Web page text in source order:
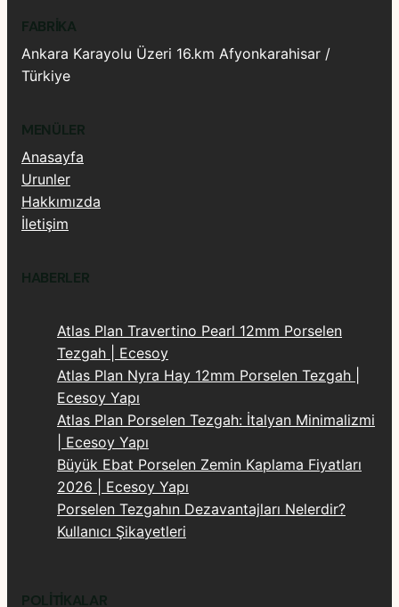
FABRIKA
Ankara Karayolu Üzeri 16.km Afyonkarahisar /
Türkiye
MENÜLER
Anasayfa
Urunler
Hakkımızda
İletişim
HABERLER
Atlas Plan Travertino Pearl 12mm Porselen
Tezgah | Ecesoy
Atlas Plan Nyra Hay 12mm Porselen Tezgah |
Ecesoy Yapı
Atlas Plan Porselen Tezgah: İtalyan Minimalizmi
| Ecesoy Yapı
Büyük Ebat Porselen Zemin Kaplama Fiyatları
2026 | Ecesoy Yapı
Porselen Tezgahın Dezavantajları Nelerdir?
Kullanıcı Şikayetleri
POLITIKALAR